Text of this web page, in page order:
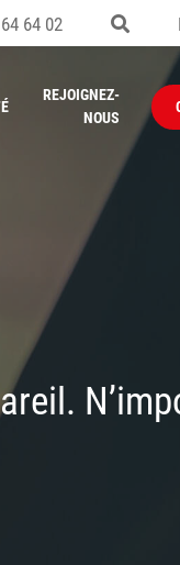
64 02
REJOIGNEZ-
NOUS